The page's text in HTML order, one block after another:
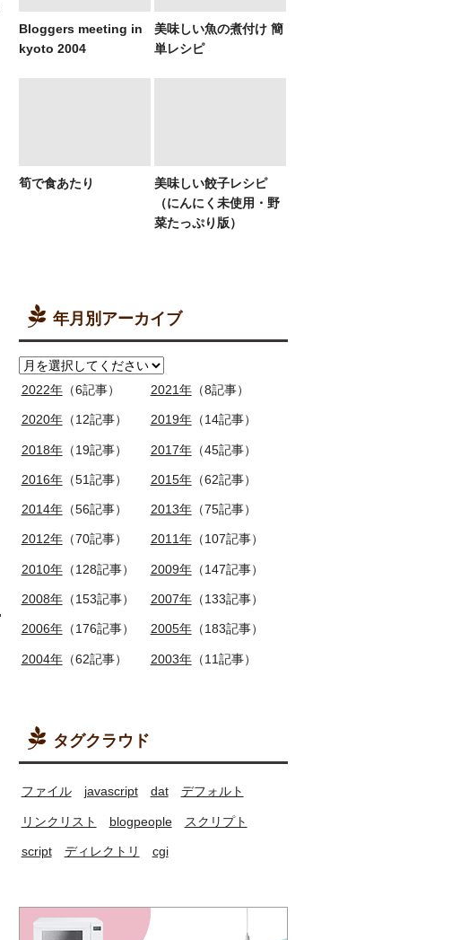
Bloggers meeting in
kyoto 2004
美味しい魚の煮付け 簡
単レシピ
筍で食あたり
美味しい餃子レシピ
（にんにく未使用・野
菜たっぷり版）
年月別アーカイブ
2022年（6記事） 2021年（8記事）
2020年（12記事） 2019年（14記事）
2018年（19記事） 2017年（45記事）
2016年（51記事） 2015年（62記事）
2014年（56記事） 2013年（75記事）
2012年（70記事） 2011年（107記事）
2010年（128記事） 2009年（147記事）
2008年（153記事） 2007年（133記事）
2006年（176記事） 2005年（183記事）
2004年（62記事） 2003年（11記事）
タグクラウド
ファイル javascript dat デフォルト
リンクリスト blogpeople スクリプト
script ディレクトリ cgi